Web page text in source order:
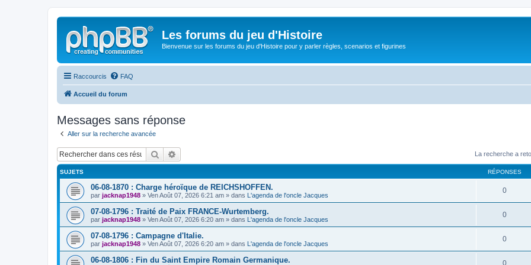
Les forums du jeu d'Histoire
Bienvenue sur les forums du jeu d'Histoire pour y parler règles, scenarios et figurines
Raccourcis FAQ
Accueil du forum
Messages sans réponse
Aller sur la recherche avancée
Rechercher La recherche a
SUJETS RÉPONSES
06-08-1870 : Charge héroïque de REICHSHOFFEN.
par jacknap1948 » Ven Août 07, 2026 6:21 am » dans L'agenda de l'oncle Jacques
0
07-08-1796 : Traité de Paix FRANCE-Wurtemberg.
par jacknap1948 » Ven Août 07, 2026 6:20 am » dans L'agenda de l'oncle Jacques
0
07-08-1796 : Campagne d'Italie.
par jacknap1948 » Ven Août 07, 2026 6:20 am » dans L'agenda de l'oncle Jacques
0
06-08-1806 : Fin du Saint Empire Romain Germanique. 0